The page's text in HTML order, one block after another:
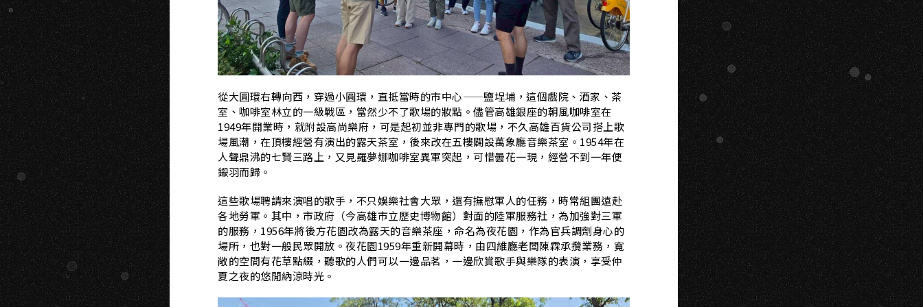
從大圓環右轉向西，穿過小圓環，直抵當時的市中心——鹽埕埔，這個戲院、酒家、茶
室、咖啡室林立的一級戰區，當然少不了歌場的妝點。儘管高雄銀座的朝風咖啡室在
1949年開業時，就附設高尚樂府，可是起初並非專門的歌場，不久高雄百貨公司搭上歌
場風潮，在頂樓經營有演出的露天茶室，後來改在五樓闢設萬象廳音樂茶室。1954年在
人聲鼎沸的七賢三路上，又見羅夢娜咖啡室異軍突起，可惜曇花一現，經營不到一年便
鎩羽而歸。
這些歌場聘請來演唱的歌手，不只娛樂社會大眾，還有撫慰軍人的任務，時常組團遠赴
各地勞軍。其中，市政府（今高雄市立歷史博物館）對面的陸軍服務社，為加強對三軍
的服務，1956年將後方花園改為露天的音樂茶座，命名為夜花園，作為官兵調劑身心的
場所，也對一般民眾開放。夜花園1959年重新開幕時，由四維廳老闆陳霖承攬業務，寬
敞的空間有花草點綴，聽歌的人們可以一邊品茗，一邊欣賞歌手與樂隊的表演，享受仲
夏之夜的悠閒納涼時光。